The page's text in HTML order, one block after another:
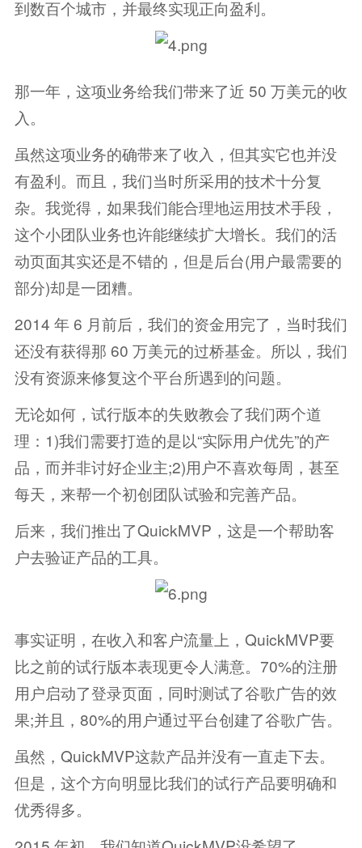
到数百个城市，并最终实现正向盈利。
那一年，这项业务给我们带来了近 50 万美元的收
入。
虽然这项业务的确带来了收入，但其实它也并没
有盈利。而且，我们当时所采用的技术十分复
杂。我觉得，如果我们能合理地运用技术手段，
这个小团队业务也许能继续扩大增长。我们的活
动页面其实还是不错的，但是后台(用户最需要的
部分)却是一团糟。
2014 年 6 月前后，我们的资金用完了，当时我们
还没有获得那 60 万美元的过桥基金。所以，我们
没有资源来修复这个平台所遇到的问题。
无论如何，试行版本的失败教会了我们两个道
理：1)我们需要打造的是以“实际用户优先”的产
品，而并非讨好企业主;2)用户不喜欢每周，甚至
每天，来帮一个初创团队试验和完善产品。
后来，我们推出了QuickMVP，这是一个帮助客
户去验证产品的工具。
事实证明，在收入和客户流量上，QuickMVP要
比之前的试行版本表现更令人满意。70%的注册
用户启动了登录页面，同时测试了谷歌广告的效
果;并且，80%的用户通过平台创建了谷歌广告。
虽然，QuickMVP这款产品并没有一直走下去。
但是，这个方向明显比我们的试行产品要明确和
优秀得多。